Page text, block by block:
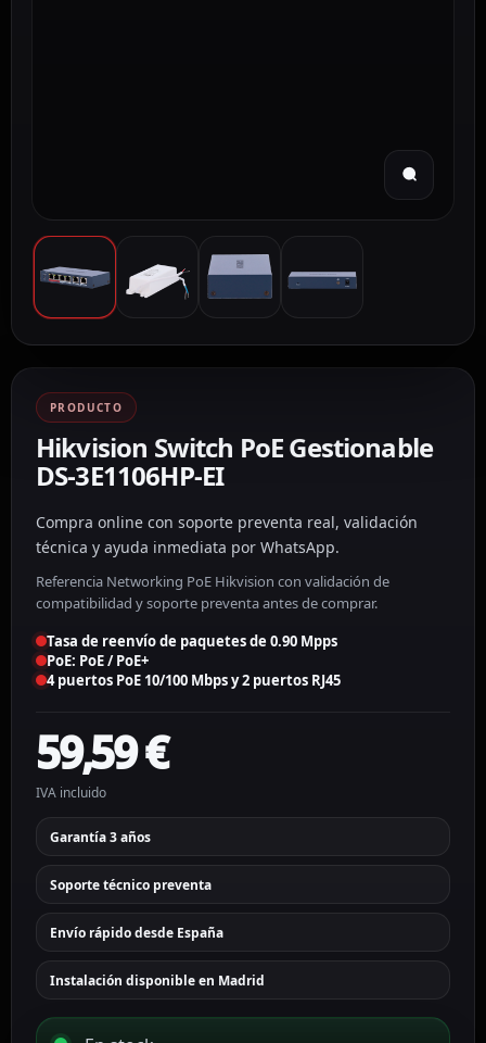
PRODUCTO
Hikvision Switch PoE Gestionable
DS-3E1106HP-EI
Compra online con soporte preventa real, validación
técnica y ayuda inmediata por WhatsApp.
Referencia Networking PoE Hikvision con validación de
compatibilidad y soporte preventa antes de comprar.
Tasa de reenvío de paquetes de 0.90 Mpps
PoE: PoE / PoE+
4 puertos PoE 10/100 Mbps y 2 puertos RJ45
59,59€
IVA incluido
Garantía 3 años
Soporte técnico preventa
Envío rápido desde España
Instalación disponible en Madrid